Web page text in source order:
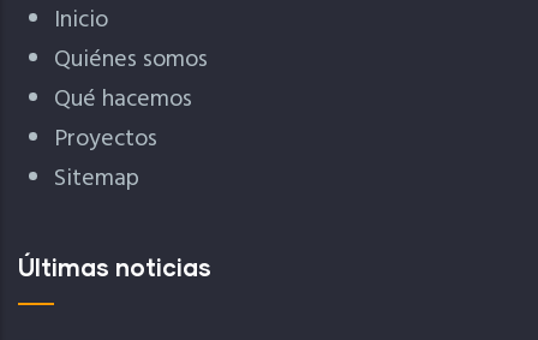
Inicio
Quiénes somos
Qué hacemos
Proyectos
Sitemap
Últimas noticias